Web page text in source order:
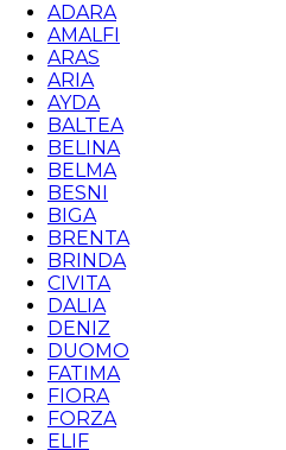
ADARA
AMALFI
ARAS
ARIA
AYDA
BALTEA
BELINA
BELMA
BESNI
BIGA
BRENTA
BRINDA
CIVITA
DALIA
DENIZ
DUOMO
FATIMA
FIORA
FORZA
ELIF